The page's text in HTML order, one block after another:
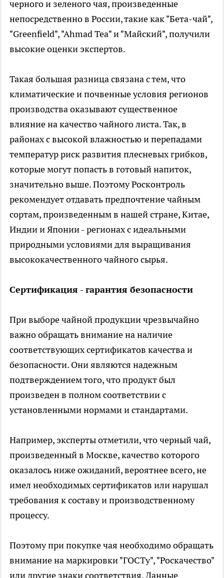
черного и зеленого чая, произведенные
непосредственно в России, такие как "Бета-чай",
"Greenfield", "Ahmad Tea" и "Майский", получили
высокие оценки экспертов.
Такая большая разница связана с тем, что
климатические и почвенные условия регионов
производства оказывают существенное
влияние на качество чайного листа. Так, в
районах с высокой влажностью и перепадами
температур риск развития плесневых грибков,
которые могут попасть в готовый напиток,
значительно выше. Поэтому Росконтроль
рекомендует отдавать предпочтение чайным
сортам, произведенным в нашей стране, Китае,
Индии и Японии - регионах с идеальными
природными условиями для выращивания
высококачественного чайного сырья.
Сертификация - гарантия безопасности
При выборе чайной продукции чрезвычайно
важно обращать внимание на наличие
соответствующих сертификатов качества и
безопасности. Они являются надежным
подтверждением того, что продукт был
произведен в полном соответствии с
установленными нормами и стандартами.
Например, эксперты отметили, что черный чай,
произведенный в Москве, качество которого
оказалось ниже ожиданий, вероятнее всего, не
имел необходимых сертификатов или нарушал
требования к составу и производственному
процессу.
Поэтому при покупке чая необходимо обращать
внимание на маркировки "ГОСТу", "Роскачество"
или другие знаки соответствия. Данные